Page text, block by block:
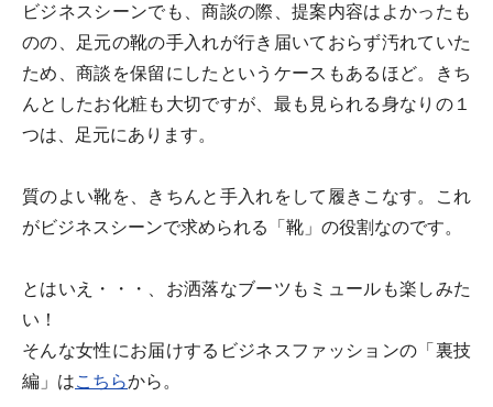
ビジネスシーンでも、商談の際、提案内容はよかったも
のの、足元の靴の手入れが行き届いておらず汚れていた
ため、商談を保留にしたというケースもあるほど。きち
んとしたお化粧も大切ですが、最も見られる身なりの１
つは、足元にあります。
質のよい靴を、きちんと手入れをして履きこなす。これ
がビジネスシーンで求められる「靴」の役割なのです。
とはいえ・・・、お洒落なブーツもミュールも楽しみた
い！
そんな女性にお届けするビジネスファッションの「裏技
編」はこちらから。